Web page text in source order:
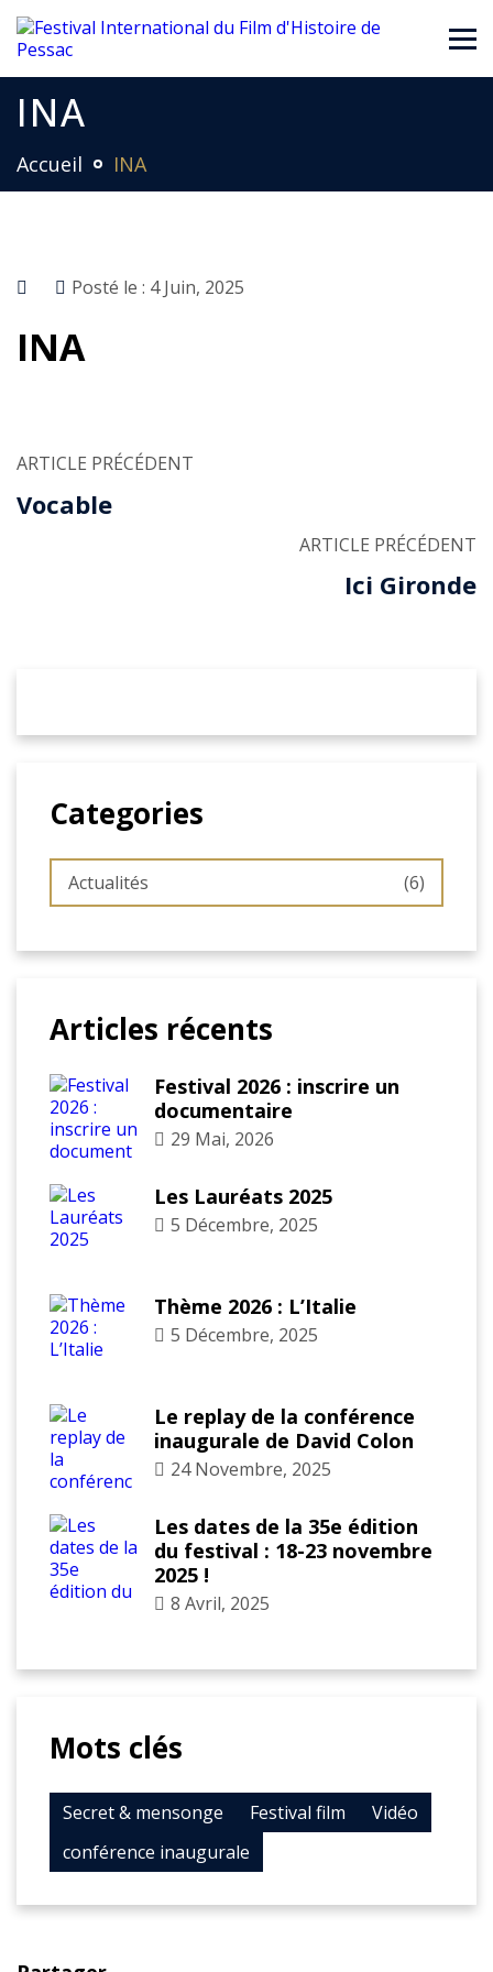
INA
Accueil INA
Posté le : 4 Juin, 2025
INA
ARTICLE PRÉCÉDENT
Vocable
ARTICLE PRÉCÉDENT
Ici Gironde
Categories
Actualités (6)
Articles récents
Festival 2026 : inscrire un
documentaire
29 Mai, 2026
Les Lauréats 2025
5 Décembre, 2025
Thème 2026 : L’Italie
5 Décembre, 2025
Le replay de la conférence
inaugurale de David Colon
24 Novembre, 2025
Les dates de la 35e édition
du festival : 18-23 novembre
2025 !
8 Avril, 2025
Mots clés
Secret & mensonge Festival film
Vidéo
conférence inaugurale